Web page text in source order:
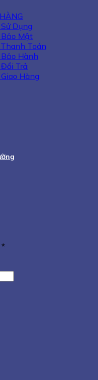
Dụng
Mật
Toán
Hành
Trả
Hàng
*